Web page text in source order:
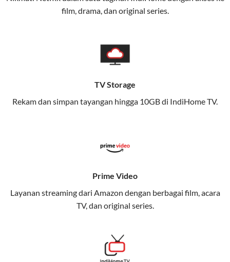
pengalaman broadband yang seamless,
memungkinkan Anda menikmati internet cepat baik
Dengan Telkomsel One, Anda tidak terikat pada satu
teknologi jaringan tertentu, sehingga bisa menikmati
fleksibilitas dan kenyamanan maksimal.
Keunggulan Telkomsel One
streaming, gaming, dan bekerja dari rumah.
Memudahkan Anda dalam mengelola jaringan dan
meningkatkan keamanan.
Bagikan kuota internet hingga 30 GB dengan anggota
keluarga atau teman secara praktis.
film, drama, dan original series.
TV Storage
Rekam dan simpan tayangan hingga 10GB di IndiHome TV.
Prime Video
Layanan streaming dari Amazon dengan berbagai film, acara
TV, dan original series.